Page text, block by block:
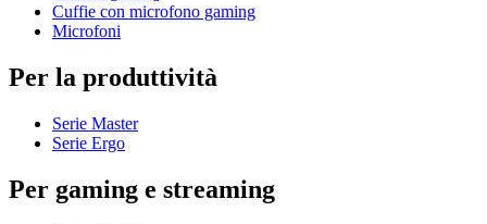
Cuffie con microfono gaming
Microfoni
Per la produttività
Serie Master
Serie Ergo
Per gaming e streaming